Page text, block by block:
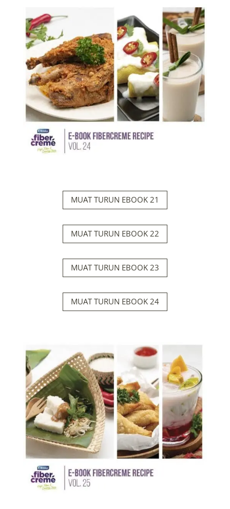
MUAT TURUN EBOOK 21
MUAT TURUN EBOOK 22
MUAT TURUN EBOOK 23
MUAT TURUN EBOOK 24